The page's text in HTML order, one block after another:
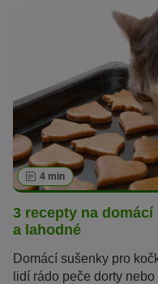
4 min
3 recepty na
a lahodné
Domácí sušenky pro
lidí rádo peče dorty